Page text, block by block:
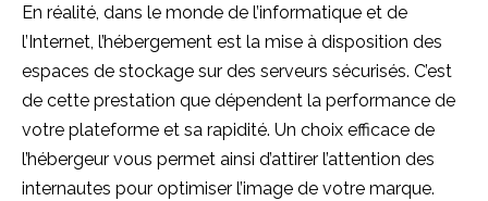
En réalité, dans le monde de l’informatique et de
l’Internet, l’hébergement est la mise à disposition des
espaces de stockage sur des serveurs sécurisés. C’est
de cette prestation que dépendent la performance de
votre plateforme et sa rapidité. Un choix efficace de
l’hébergeur vous permet ainsi d’attirer l’attention des
internautes pour optimiser l’image de votre marque.